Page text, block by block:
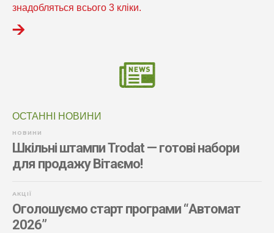
знадобляться всього 3 кліки.
ОСТАННІ НОВИНИ
НОВИНИ
Шкільні штампи Trodat — готові набори
для продажу Вітаємо!
АКЦІЇ
Оголошуємо старт програми “Автомат
2026”